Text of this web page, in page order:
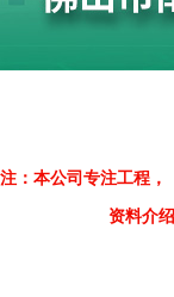
注：本公司专注工程，
资料介